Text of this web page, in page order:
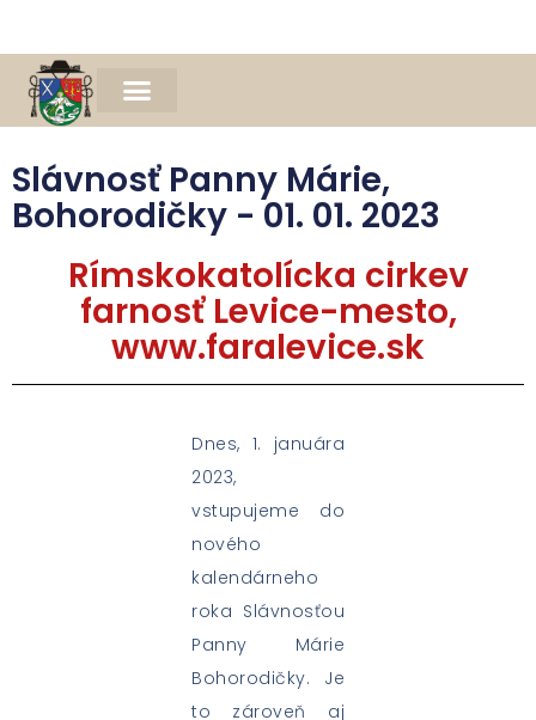
Slávnosť Panny Márie,
Bohorodičky - 01. 01. 2023
Rímskokatolícka cirkev
farnosť Levice-mesto,
www.faralevice.sk
Dnes, 1. januára
2023,
vstupujeme do
nového
kalendárneho
roka Slávnosťou
Panny Márie
Bohorodičky. Je
to zároveň aj